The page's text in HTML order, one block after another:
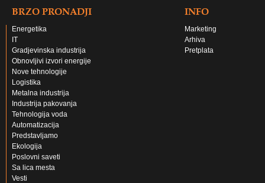
BRZO PRONADJI
Energetika
IT
Gradjevinska industrija
Obnovljivi izvori energije
Nove tehnologije
Logistika
Metalna industrija
Industrija pakovanja
Tehnologija voda
Automatizacija
Predstavljamo
Ekologija
Poslovni saveti
Sa lica mesta
Vesti
INFO
Marketing
Arhiva
Pretplata